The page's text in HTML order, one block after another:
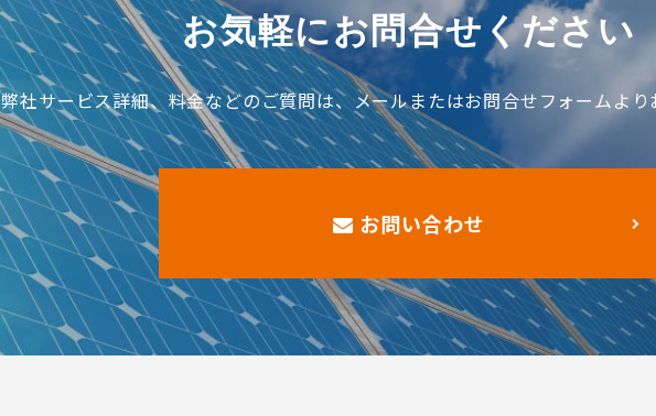
お気軽にお問合せください
弊社サービス詳細、料金などのご質問は、メールまたはお問合せフォームより
お問い合わせ